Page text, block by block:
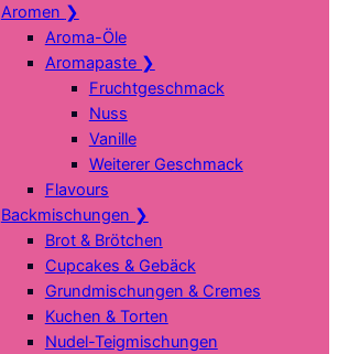
Aromen ❯
Aroma-Öle
Aromapaste ❯
Fruchtgeschmack
Nuss
Vanille
Weiterer Geschmack
Flavours
Backmischungen ❯
Brot & Brötchen
Cupcakes & Gebäck
Grundmischungen & Cremes
Kuchen & Torten
Nudel-Teigmischungen